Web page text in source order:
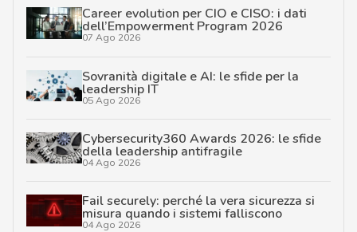
Career evolution per CIO e CISO: i dati
dell’Empowerment Program 2026
07 Ago 2026
Sovranità digitale e AI: le sfide per la
leadership IT
05 Ago 2026
Cybersecurity360 Awards 2026: le sfide
della leadership antifragile
04 Ago 2026
Fail securely: perché la vera sicurezza si
misura quando i sistemi falliscono
04 Ago 2026